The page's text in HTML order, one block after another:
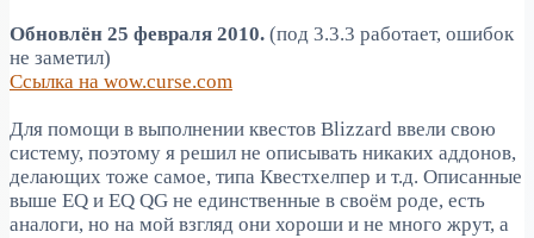
Обновлён 25 февраля 2010. (под 3.3.3 работает, ошибок
не заметил)
Ссылка на wow.curse.com
Для помощи в выполнении квестов Blizzard ввели свою
систему, поэтому я решил не описывать никаких аддонов,
делающих тоже самое, типа Квестхелпер и т.д. Описанные
выше EQ и EQ QG не единственные в своём роде, есть
аналоги, но на мой взгляд они хороши и не много жрут, а